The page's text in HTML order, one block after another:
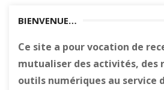
BIENVENUE…
Ce site a pour vocation de
mutualiser des activités, des
outils numériques au service